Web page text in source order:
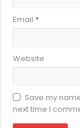
Email *
Website
Save my
next time I